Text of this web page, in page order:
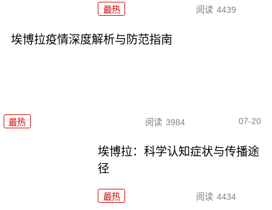
最热 阅读 4439
埃博拉疫情深度解析与防范指南
最热 阅读 3984 07-20
埃博拉：科学认知症状与传播途
径
最热 阅读 4434